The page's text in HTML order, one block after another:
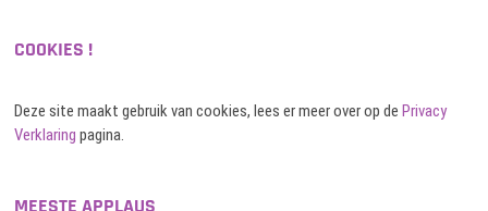
COOKIES !
Deze site maakt gebruik van cookies, lees er meer over op dePrivacy
Verklaring pagina.
MEESTE APPLAUS